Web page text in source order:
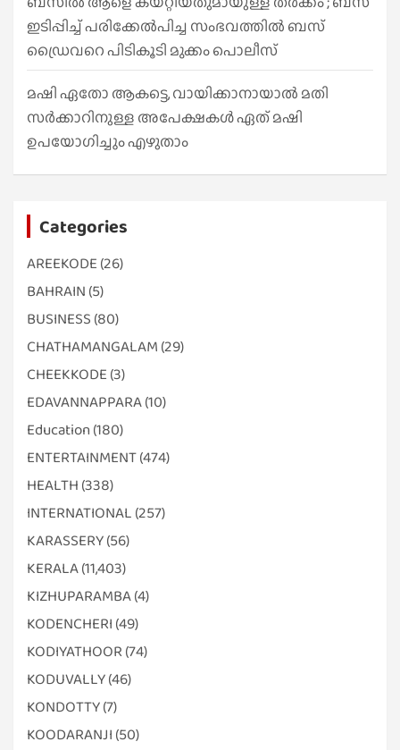
ഇടിപ്പിച്ച് പരിക്കേൽപിച്ച സംഭവത്തിൽ ബസ്
ഡ്രൈവറെ പിടികൂടി മുക്കം പൊലീസ്
മഷി ഏതോ ആകട്ടെ, വായിക്കാനായാൽ മതി​
സർക്കാറിനുള്ള അപേക്ഷകൾ ഏത് മഷി
ഉപയോഗിച്ചും എഴുതാം
Categories
AREEKODE (26)
BAHRAIN (5)
BUSINESS (80)
CHATHAMANGALAM (29)
CHEEKKODE (3)
EDAVANNAPPARA(10)
Education (180)
ENTERTAINMENT(474)
HEALTH (338)
INTERNATIONAL (257)
KARASSERY(56)
KERALA(11,403)
KIZHUPARAMBA(4)
KODENCHERI (49)
KODIYATHOOR (74)
KODUVALLY(46)
KONDOTTY(7)
KOODARANJI (50)